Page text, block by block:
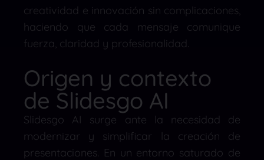
creatividad e innovación sin complicaciones,
haciendo que cada mensaje comunique
fuerza, claridad y profesionalidad.
Origen y contexto
de Slidesgo AI
Slidesgo AI surge ante la necesidad de
modernizar y simplificar la creación de
presentaciones. En un entorno saturado de